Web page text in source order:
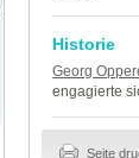
Historie
Georg
engagierte
Seite